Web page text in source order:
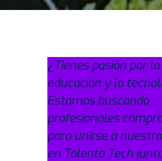
¿Tienes pasión por la
educación y la
Estamos buscando
profesionales
para unirse a
en Talento Tech